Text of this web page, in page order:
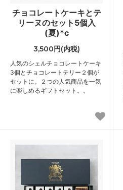
チョコレートケーキとテ
リーヌのセット5個入
(夏)*c
3,500円(内税)
人気のシェルチョコレートケーキ
3個とチョコレートテリー２個が
セットに。２つの人気商品を一気
に楽しめるギフトセット。。